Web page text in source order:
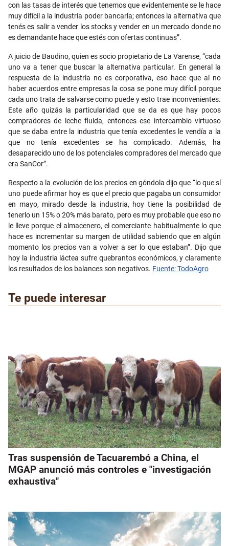
con las tasas de interés que tenemos que evidentemente se le hace
muy difícil a la industria poder bancarla; entonces la alternativa que
tenés es salir a vender los stocks y vender en un mercado donde no
es demandante hace que estés con ofertas continuas”.
A juicio de Baudino, quien es socio propietario de La Varense, “cada
uno va a tener que buscar la alternativa particular. En general la
respuesta de la industria no es corporativa, eso hace que al no
haber acuerdos entre empresas la cosa se pone muy difícil porque
cada uno trata de salvarse como puede y esto trae inconvenientes.
Este año quizás la particularidad que se da es que hay pocos
compradores de leche fluida, entonces ese intercambio virtuoso
que se daba entre la industria que tenía excedentes le vendía a la
que no tenía excedentes se ha complicado. Además, ha
desaparecido uno de los potenciales compradores del mercado que
era SanCor”.
Respecto a la evolución de los precios en góndola dijo que “lo que sí
uno puede afirmar hoy es que el precio que pagaba un consumidor
en mayo, mirado desde la industria, hoy tiene la posibilidad de
tenerlo un 15% o 20% más barato, pero es muy probable que eso no
le lleve porque el almacenero, el comerciante habitualmente lo que
hace es incrementar su margen de utilidad sabiendo que en algún
momento los precios van a volver a ser lo que estaban”. Dijo que
hoy la industria láctea sufre quebrantos económicos, y claramente
los resultados de los balances son negativos. Fuente: TodoAgro
Te puede interesar
Tras suspensión de Tacuarembó a China, el
MGAP anunció más controles e "investigación
exhaustiva"